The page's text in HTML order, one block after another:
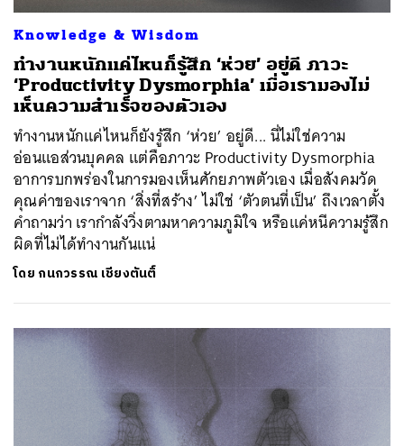
Knowledge & Wisdom
ทำงานหนักแค่ไหนก็รู้สึก ‘ห่วย’ อยู่ดี ภาวะ
‘Productivity Dysmorphia’ เมื่อเรามองไม่
เห็นความสำเร็จของตัวเอง
ทำงานหนักแค่ไหนก็ยังรู้สึก ‘ห่วย’ อยู่ดี... นี่ไม่ใช่ความ
อ่อนแอส่วนบุคคล แต่คือภาวะ Productivity Dysmorphia
อาการบกพร่องในการมองเห็นศักยภาพตัวเอง เมื่อสังคมวัด
คุณค่าของเราจาก ‘สิ่งที่สร้าง’ ไม่ใช่ ‘ตัวตนที่เป็น’ ถึงเวลาตั้ง
คำถามว่า เรากำลังวิ่งตามหาความภูมิใจ หรือแค่หนีความรู้สึก
ผิดที่ไม่ได้ทำงานกันแน่
โดย กนกวรรณ เชียงตันติ์